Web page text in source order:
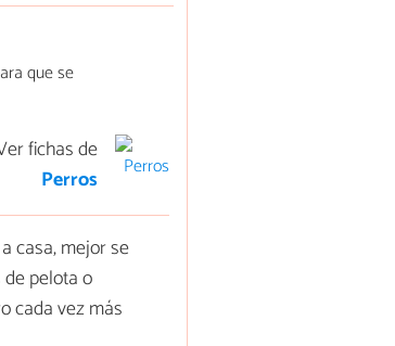
fichas de
Perros
casa, mejor se
pelota o
cada vez más